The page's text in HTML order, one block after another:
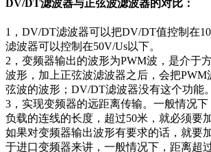
DV/DT滤波器与正弦波滤波器的对比：
1，DV/DT滤波器可以把DV/DT值控制在
滤波器可以控制在50V/Us以下。
2，变频器输出的波形为PWM波，是介于
波形，加上正弦波滤波器之后，会把PWM
弦波的波形；DV/DT滤波器没有这个功能。
3，实现变频器的远距离传输。一般情况
负载的连线的长度，超过50米，就必须要
如果对变频器输出波形有要求的话，就要
于进口变频器来讲，一般情况下，距离超